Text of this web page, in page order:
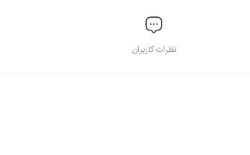
نظرات کاربران